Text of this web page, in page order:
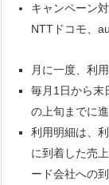
キャンペーン
NTTドコモ、
月に一度、利
毎月1日から末
の上旬までに進
利用明細は、
に到着した売
ード会社への